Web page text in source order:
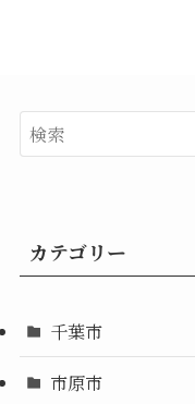
カテゴリー
千葉市
市原市